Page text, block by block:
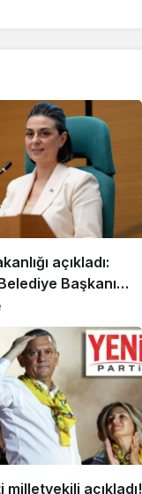
açıkladı:
Başkanı
görevden
milletvekili açıkladı!